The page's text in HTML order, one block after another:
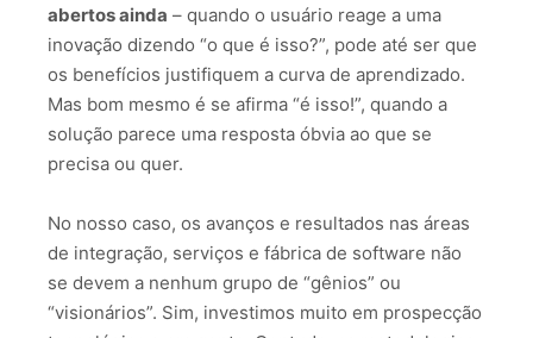
abertos ainda – quando o usuário reage a uma
inovação dizendo “o que é isso?”, pode até ser que
os benefícios justifiquem a curva de aprendizado.
Mas bom mesmo é se afirma “é isso!”, quando a
solução parece uma resposta óbvia ao que se
precisa ou quer.
No nosso caso, os avanços e resultados nas áreas
de integração, serviços e fábrica de software não
se devem a nenhum grupo de “gênios” ou
“visionários”. Sim, investimos muito em prospecção